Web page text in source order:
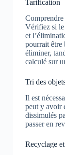
Tarification
Comprendre
Vérifiez si le
et
pourrait être
éliminer,
calculé sur
Tri des
Il est
peut y avoir
dissimulés
passer en
Recyclage